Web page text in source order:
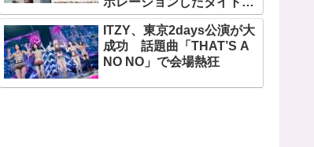
曲「BOOMPALA」MVも公
開
ITZY、東京2days公演が大
成功 話題曲「THAT’S A
NO NO」で会場熱狂